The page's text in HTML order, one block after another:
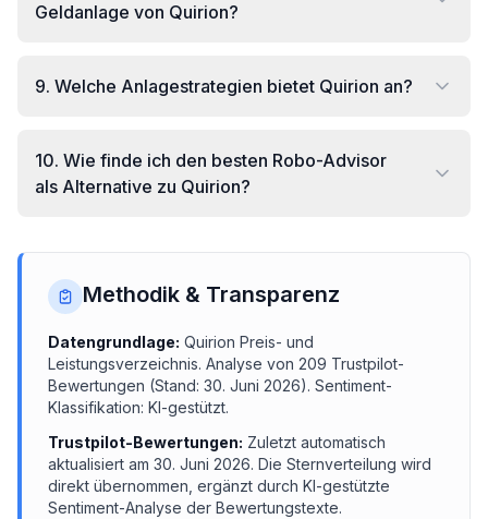
Geldanlage von Quirion?
9. Welche Anlagestrategien bietet Quirion an?
10. Wie finde ich den besten Robo-Advisor
als Alternative zu Quirion?
Methodik & Transparenz
Datengrundlage: Quirion Preis- und
Leistungsverzeichnis. Analyse von 209 Trustpilot-
Bewertungen (Stand: 30. Juni 2026). Sentiment-
Klassifikation: KI-gestützt.
Trustpilot-Bewertungen: Zuletzt automatisch
aktualisiert am 30. Juni 2026. Die Sternverteilung wird
direkt übernommen, ergänzt durch KI-gestützte
Sentiment-Analyse der Bewertungstexte.